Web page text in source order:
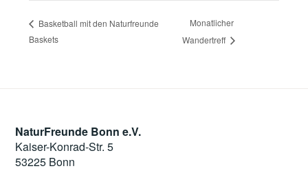
Basketball mit den Naturfreunde
Baskets
Monatlicher
Wandertreff
NaturFreunde Bonn e.V.
Kaiser-Konrad-Str. 5
53225 Bonn